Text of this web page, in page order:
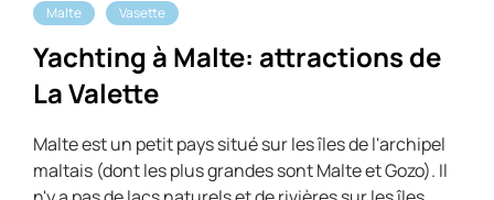
Malte
Vasette
Yachting à Malte: attractions de
La Valette
Malte est un petit pays situé sur les îles de l'archipel
maltais (dont les plus grandes sont Malte et Gozo). Il